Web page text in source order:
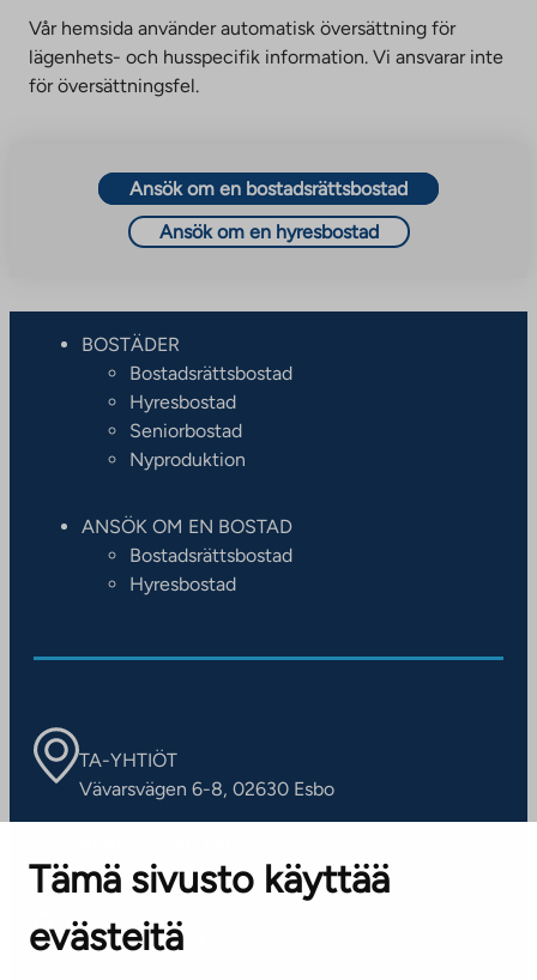
Tämä sivusto käyttää
evästeitä
Vår hemsida använder automatisk översättning för
lägenhets- och husspecifik information. Vi ansvarar inte
för översättningsfel.
Ansök om en bostadsrättsbostad
Ansök om en hyresbostad
BOSTÄDER
Bostadsrättsbostad
Hyresbostad
Seniorbostad
Nyproduktion
ANSÖK OM EN BOSTAD
Bostadsrättsbostad
Hyresbostad
TA-YHTIÖT
Vävarsvägen 6-8, 02630 Esbo
Kontaktinformation
KUNDSERVICE